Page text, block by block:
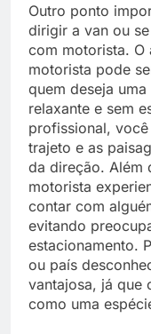
Outro ponto
dirigir a van ou
com motorista. O
motorista pode
quem deseja
relaxante e sem
profissional,
trajeto e as
da direção. Além
motorista
contar com
evitando
estacionamento.
ou país
vantajosa, já que
como uma